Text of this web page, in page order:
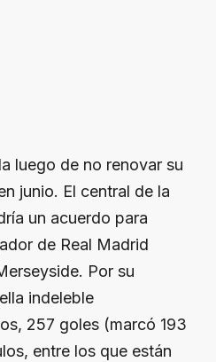
luego de no renovar su
junio. El central de la
un acuerdo para
de Real Madrid
Por su
indeleble
257 goles (marcó 193
entre los que están